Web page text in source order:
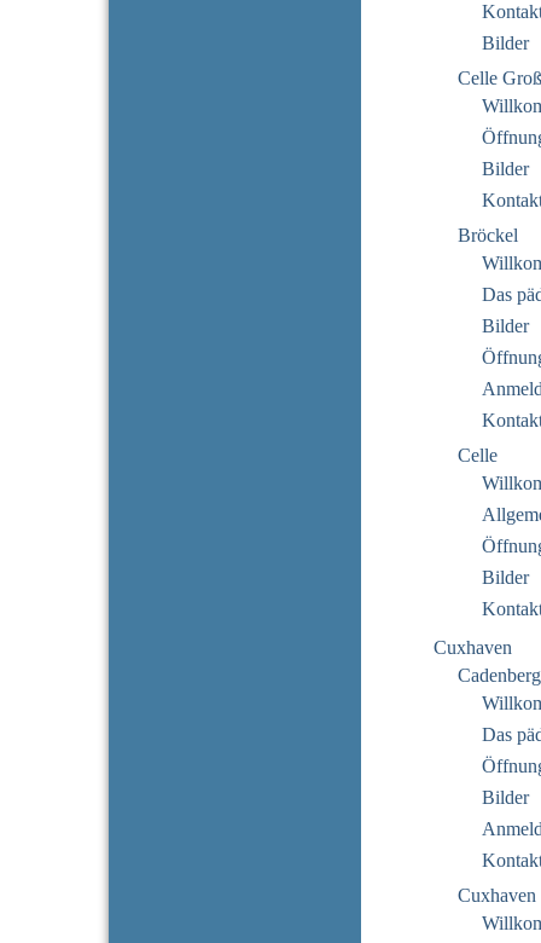
Bilder
Celle
Bilder
Bröckel
Das
Bilder
Celle
Bilder
Cuxhaven
Das
Bilder